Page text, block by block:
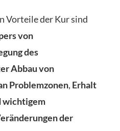
Vorteile der Kur sind
von
des
Abbau von
Problemzonen, Erhalt
wichtigem
der